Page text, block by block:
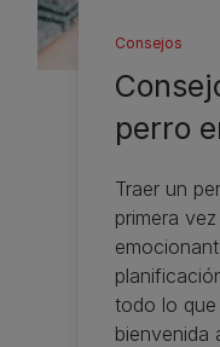
Consejos
perro
Traer un
primera
todo lo que
bienvenida